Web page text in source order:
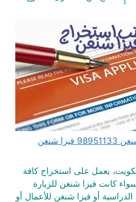
مكتب استخراج فيزا شنغن 98951133 فيزا شنغن
يعمل على استخراج كافة
كانت فيزا شنغن للزيارة
أو فيزا شنغن للأعمال أو